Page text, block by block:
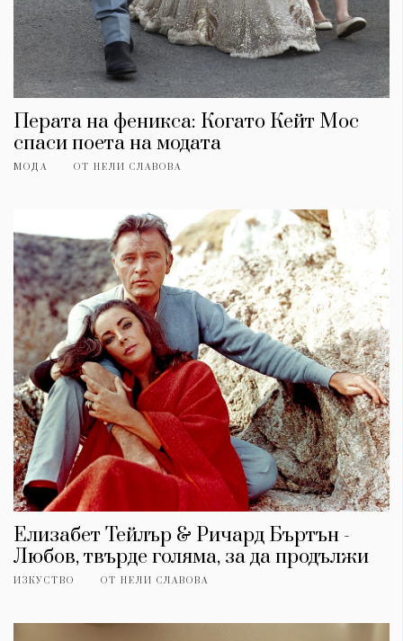
Перата на феникса: Когато Кейт Мос
спаси поета на модата
МОДА ОТ НЕЛИ СЛАВОВА
Елизабет Тейлър & Ричард Бъртън -
Любов, твърде голяма, за да продължи
ИЗКУСТВО ОТ НЕЛИ СЛАВОВА